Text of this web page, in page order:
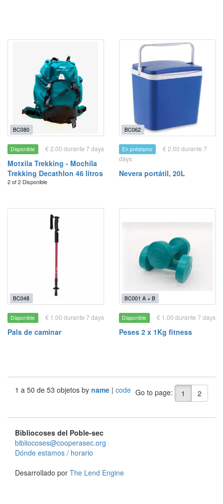
BC080
Disponible € 2.00 durante 7 days
Motxila Trekking - Mochila
Trekking Decathlon 46 litros
2 of 2 Disponible
BC062
En préstamo
€ 2.00 durante 7
days
Nevera portátil, 20L
BC048
Disponible € 1.00 durante 7 days
Pals de caminar
BC001 A + B
Disponible € 1.00 durante 7 days
Peses 2 x 1Kg fitness
1 a 50 de 53 objetos by name | code Go to page: 1 2
Bibliocoses del Poble-sec
bibliocoses@cooperasec.org
Dónde estamos / horario
Desarrollado por The Lend Engine